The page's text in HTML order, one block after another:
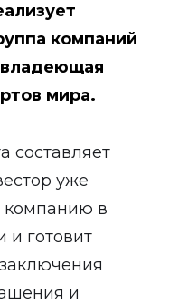
компаний
мира.
составляет
уже
компанию в
и готовит
и